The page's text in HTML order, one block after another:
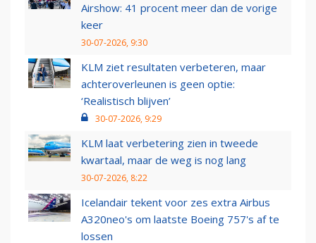
Airshow: 41 procent meer dan de vorige
keer
30-07-2026, 9:30
KLM ziet resultaten verbeteren, maar
achteroverleunen is geen optie:
‘Realistisch blijven’
30-07-2026, 9:29
KLM laat verbetering zien in tweede
kwartaal, maar de weg is nog lang
30-07-2026, 8:22
Icelandair tekent voor zes extra Airbus
A320neo's om laatste Boeing 757's af te
lossen